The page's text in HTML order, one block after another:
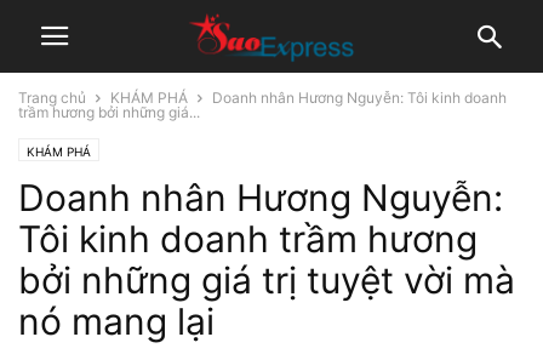
Trang chủ KHÁM PHÁ
Doanh nhân Hương Nguyễn: Tôi kinh doanh
trầm hương bởi những giá...
KHÁM PHÁ
Doanh nhân Hương Nguyễn:
Tôi kinh doanh trầm hương
bởi những giá trị tuyệt vời mà
nó mang lại